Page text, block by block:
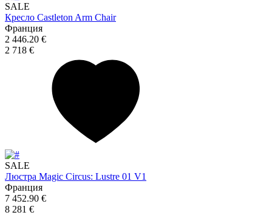
SALE
Кресло Castleton Arm Chair
Франция
2 446.20 €
2 718 €
SALE
Люстра Magic Circus: Lustre 01 V1
Франция
7 452.90 €
8 281 €